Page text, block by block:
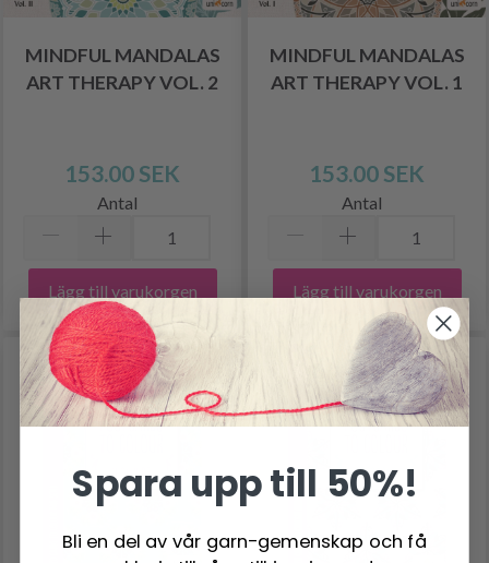
MINDFUL MANDALAS
ART THERAPY VOL. 2
153.00 SEK
Antal
Lägg till varukorgen
MINDFUL MANDALAS
ART THERAPY VOL. 1
153.00 SEK
Antal
Lägg till varukorgen
Spara upp till 50%!
Bli en del av vår garn-gemenskap och få